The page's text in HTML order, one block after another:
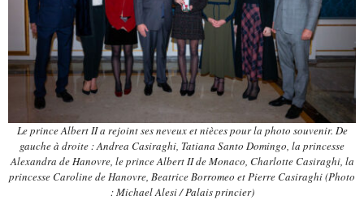
Le prince Albert II a rejoint ses neveux et nièces pour la photo souvenir. De
gauche à droite : Andrea Casiraghi, Tatiana Santo Domingo, la princesse
Alexandra de Hanovre, le prince Albert II de Monaco, Charlotte Casiraghi, la
princesse Caroline de Hanovre, Beatrice Borromeo et Pierre Casiraghi (Photo
: Michael Alesi / Palais princier)